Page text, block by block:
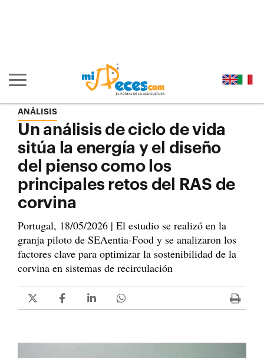
Mostrar/ocultar navegación principal
ANÁLISIS
Un análisis de ciclo de vida
sitúa la energía y el diseño
del pienso como los
principales retos del RAS de
corvina
Portugal, 18/05/2026 | El estudio se realizó en la
granja piloto de SEAentia-Food y se analizaron los
factores clave para optimizar la sostenibilidad de la
corvina en sistemas de recirculación